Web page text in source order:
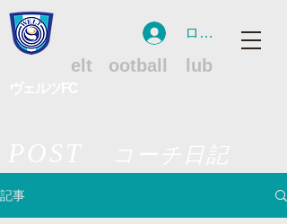
ログイン
elt ootball lub
記事